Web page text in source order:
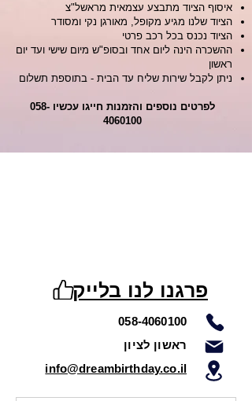
איסוף הציוד מתבצע עצמאית מראשל"צ
הציוד שלנו מגיע מקופל, מאורגן נקי ומסודר
הציוד נכנס בכל רכב פרטי
ההשכרה הינה ליום אחד ובסופ"ש מיום שישי ועד יום
ראשון
ניתן לקבל שירות שליח עד הבית - בתוספת תשלום
לפרטים נוספים והזמנות חייגו עכשיו058-
4060100
פרגנו לנו בלייק
058-4060100
ראשון לציון
info@dreambirthday.co.il